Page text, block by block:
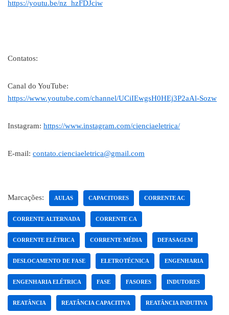
https://youtu.be/nz_hzFDJciw
Contatos:
Canal do YouTube:
https://www.youtube.com/channel/UCiIEwgsH0HEj3P2aAl-Sozw
Instagram: https://www.instagram.com/cienciaeletrica/
E-mail: contato.cienciaeletrica@gmail.com
Marcações: AULAS CAPACITORES CORRENTE AC
CORRENTE ALTERNADA CORRENTE CA
CORRENTE ELÉTRICA CORRENTE MÉDIA DEFASAGEM
DESLOCAMENTO DE FASE ELETROTÉCNICA ENGENHARIA
ENGENHARIA ELÉTRICA FASE FASORES INDUTORES
REATÂNCIA REATÂNCIA CAPACITIVA REATÂNCIA INDUTIVA